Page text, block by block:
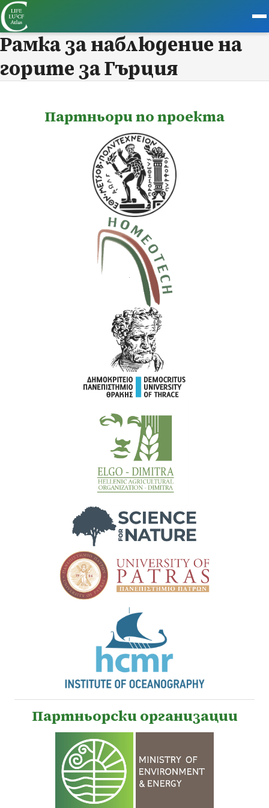
Рамка за наблюдение на
горите за Гърция
Партньори по проекта
Партньорски организации